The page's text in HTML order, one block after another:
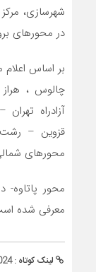
شهرسازی،
در محورهای
بر اساس
چالوس ،
آزادراه
قزوین –
محورهای
محور
معرفی شده
لینک کوتاه :